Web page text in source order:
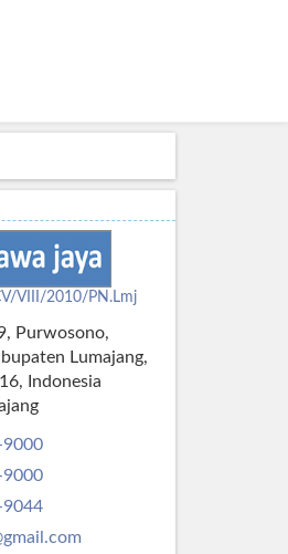
VIII/2010/PN.Lmj
Purwosono,
Lumajang,
Indonesia